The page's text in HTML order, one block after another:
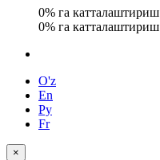
0% га катталаштириш
0% га катталаштириш
O'z
En
Ру
Fr
×